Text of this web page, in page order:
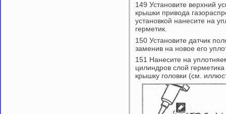
149 Установите верхний
крышки привода
установкой нанесите на
герметик.
150 Установите датчик
заменив на новое его
151 Нанесите на
цилиндров слой
крышку головки (см.